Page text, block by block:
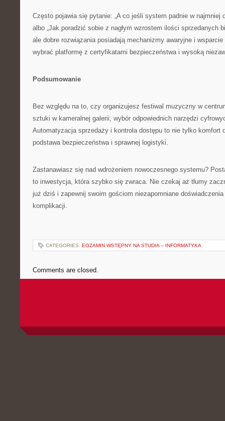
Często pojawia się pytanie: „A co jeśli system padnie w najmniej
albo „Jak poradzić sobie z nagłym wzrostem ilości sprzedanych
ale dobre rozwiązania posiadają mechanizmy awaryjne i
wybrać platformę z certyfikatami bezpieczeństwa i wysoką
Podsumowanie
Bez względu na to, czy organizujesz festiwal muzyczny w
sztuki w kameralnej galerii, wybór odpowiednich narzędzi
Automatyzacja sprzedaży i kontrola dostępu to nie tylko komfort
podstawa bezpieczeństwa i sprawnej logistyki.
Zastanawiasz się nad wdrożeniem nowoczesnego systemu?
to inwestycja, która szybko się zwraca. Nie czekaj aż tłumy
już dziś i zapewnij swoim gościom niezapomniane
komplikacji.
CATEGORIES: EGZAMIN WSTĘPNY NA STUDIA – INFORMATYKA
Comments are closed.